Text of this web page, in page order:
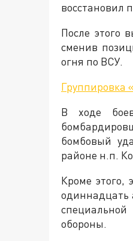
восстановил
После этого
сменив
огня по ВСУ.
Группировка
В ходе
бомбовый
районе н.п.
Кроме этого,
одиннадцать
обороны.